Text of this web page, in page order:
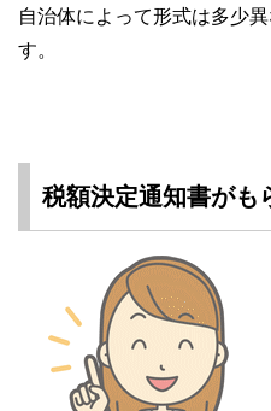
自治体によって形式は多少
す。
税額決定通知書がも